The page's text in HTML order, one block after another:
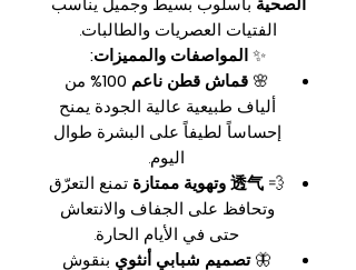
الفتيات العصريات والطالبات.
✨المواصفات والمميزات:
🌸 قماش قطن ناعم 100%
من
ألياف طبيعية عالية الجودة يمنح
إحساساً لطيفاً على البشرة طوال
اليوم.
💨 透气 وتهوية ممتازة
تمنع التعرّق
وتحافظ على الجفاف والانتعاش
حتى في الأيام الحارة.
🦋تصميم شبابي أنثوي بنقوش